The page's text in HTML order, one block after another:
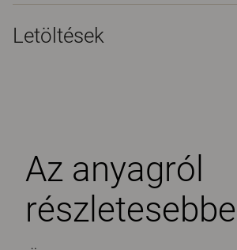
Letöltések
Az anyagról